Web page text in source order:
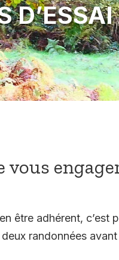
vous
être adhérent, c’est
randonnées